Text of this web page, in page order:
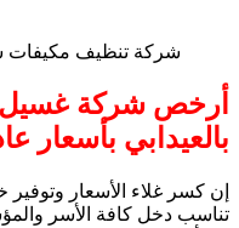
شركة تنظيف مكيفات
أرخص شركة غسيل
بالعيدابي بأسعار
إن كسر غلاء الأسعار
تناسب دخل كافة الأسر